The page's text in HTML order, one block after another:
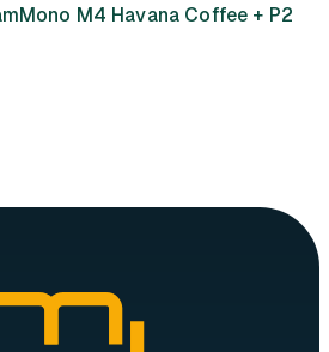
M4 Havana Coffee + P2